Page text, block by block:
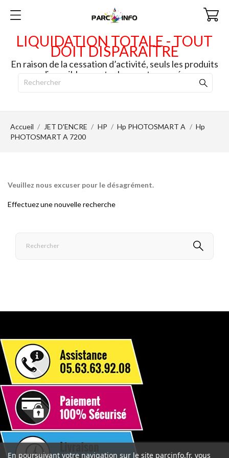
LIQUIDATION TOTALE - TOUT
DOIT DISPARAITRE
En raison de la cessation d’activité, seuls les produits
disponibles en stock seront envoyés.
Accueil JET D'ENCRE HP Hp PHOTOSMART A
Hp
PHOTOSMART A 7200
Veuillez nous excuser pour le désagrément.
Effectuez une nouvelle recherche
En poursuivant votre navigation sur le site parcinfo.fr, vous